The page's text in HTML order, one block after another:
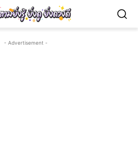
- Advertisement -